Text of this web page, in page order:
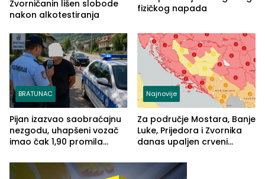
Zvorničanin lišen slobode
nakon alkotestiranja
fizičkog napada
BRATUNAC
Pijan izazvao saobraćajnu
nezgodu, uhapšeni vozač
imao čak 1,90 promila
Najnovije
Za područje Mostara, Banje
Luke, Prijedora i Zvornika
danas upaljen crveni